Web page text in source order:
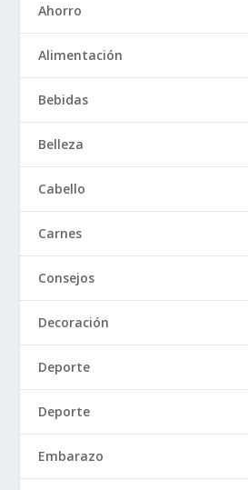
Ahorro
Alimentación
Bebidas
Belleza
Cabello
Carnes
Consejos
Decoración
Deporte
Deporte
Embarazo